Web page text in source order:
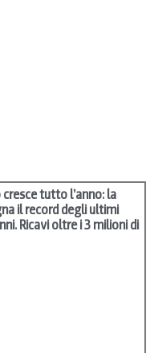
tutto l’anno: la
il record degli ultimi
Ricavi oltre i 3 milioni di